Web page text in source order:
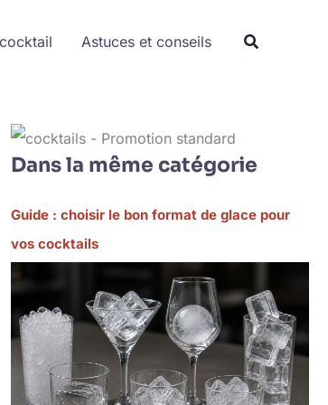
Astuces et conseils
Dans la même catégorie
Guide : choisir le bon format de glace pour
vos cocktails